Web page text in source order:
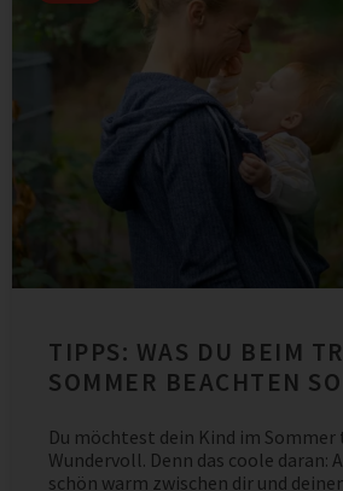
TIPPS: WAS DU BEIM
SOMMER BEACHTEN
Du möchtest dein Kind im Sommer
Wundervoll. Denn das coole daran:
schön warm zwischen dir und